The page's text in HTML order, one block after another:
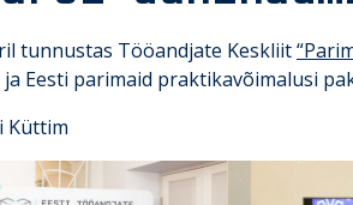
tunnustas Tööandjate Keskliit
Eesti parimaid praktikavõimalusi
Küttim